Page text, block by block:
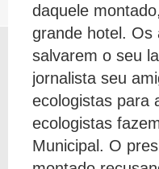
daquele
grande hotel. Os
salvarem o seu
jornalista seu
ecologistas para
ecologistas
Municipal. O